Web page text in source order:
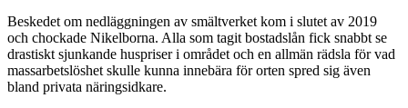
Beskedet om nedläggningen av smältverket kom i slutet av 2019
och chockade Nikelborna. Alla som tagit bostadslån fick snabbt se
drastiskt sjunkande huspriser i området och en allmän rädsla för vad
massarbetslöshet skulle kunna innebära för orten spred sig även
bland privata näringsidkare.